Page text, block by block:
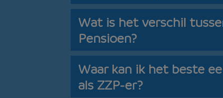
Wat is het verschil
Pensioen?
Waar kan ik het beste
als ZZP-er?